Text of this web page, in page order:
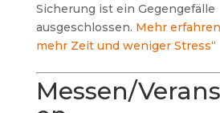
Sicherung ist ein Gegengefälle
ausgeschlossen. Mehr
mehr Zeit und weniger Stress“
Messen/